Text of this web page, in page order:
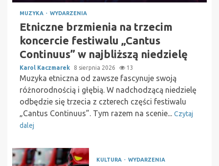
MUZYKA WYDARZENIA
Etniczne brzmienia na trzecim
koncercie festiwalu „Cantus
Continuus” w najbliższą niedzielę
Karol Kaczmarek 8 sierpnia 2026 13
Muzyka etniczna od zawsze fascynuje swoją
różnorodnością i głębią. W nadchodzącą niedzielę
odbędzie się trzecia z czterech części festiwalu
„Cantus Continuus”. Tym razem na scenie... Czytaj
dalej
KULTURA WYDARZENIA